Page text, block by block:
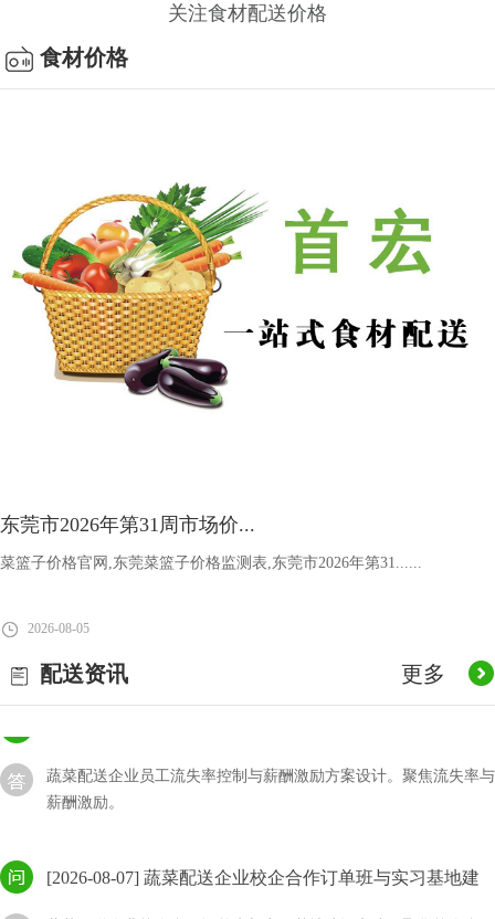
关注食材配送价格
食材价格
东莞市2026年第31周市场价...
菜篮子价格官网,东莞菜篮子价格监测表,东莞市2026年第31......
2026-08-05
更多
配送资讯
[2026-08-07] 蔬菜配送企业安全隐患排查治理与双重预防
[2026-08-07] 蔬菜配送企业旺季用工策略：临时工vs外包vs
略与调剂...
薪酬激励。